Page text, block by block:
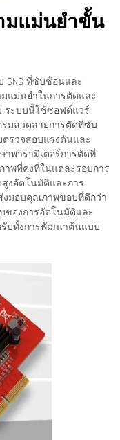
มแม่นยำขั้น
มแม่นยำในการตัดและ
ระบบนี้ใช้ซอฟต์แวร์
มลวดลายการตัดที่ซับ
รวจสอบแรงดันและ
าพารามิเตอร์การตัดที่
าพที่คงที่ในแต่ละรอบการ
งอัตโนมัติและการ
งมอบคุณภาพขอบที่ดีกว่า
ของการอัตโนมัติและ
รับทั้งการพัฒนาต้นแบบ